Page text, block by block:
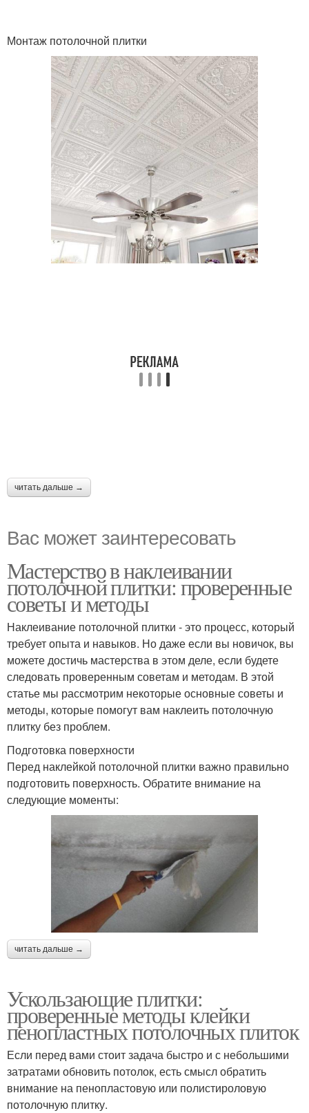
Монтаж потолочной плитки
читать дальше →
Вас может заинтересовать
Мастерство в наклеивании
потолочной плитки: проверенные
советы и методы
Наклеивание потолочной плитки - это процесс, который
требует опыта и навыков. Но даже если вы новичок, вы
можете достичь мастерства в этом деле, если будете
следовать проверенным советам и методам. В этой
статье мы рассмотрим некоторые основные советы и
методы, которые помогут вам наклеить потолочную
плитку без проблем.
Подготовка поверхности
Перед наклейкой потолочной плитки важно правильно
подготовить поверхность. Обратите внимание на
следующие моменты:
читать дальше →
Ускользающие плитки:
проверенные методы клейки
пенопластных потолочных плиток
Если перед вами стоит задача быстро и с небольшими
затратами обновить потолок, есть смысл обратить
внимание на пенопластовую или полистироловую
потолочную плитку.